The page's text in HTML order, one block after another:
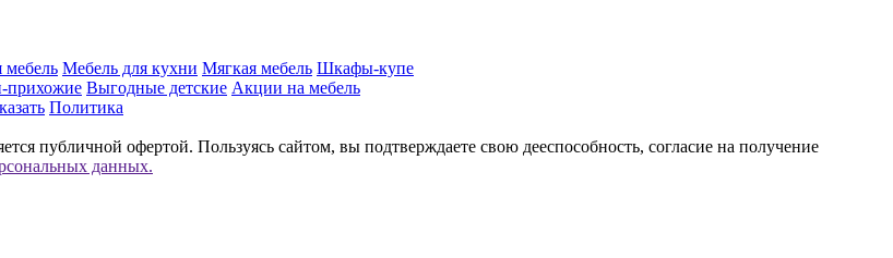
мебель Мебель для кухни Мягкая мебель Шкафы-купе
Выгодные детские Акции на мебель
Политика
публичной офертой. Пользуясь сайтом, вы подтверждаете свою дееспособность, согласие на получение
данных.